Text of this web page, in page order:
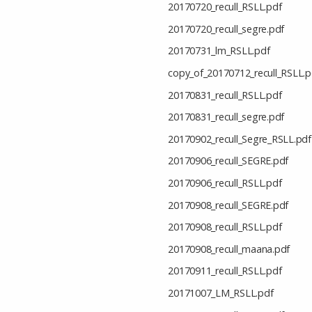
20170720_recull_RSLL.pdf
20170720_recull_segre.pdf
20170731_lm_RSLL.pdf
20170831_recull_RSLL.pdf
20170831_recull_segre.pdf
20170902_recull_Segre_RSLL.pdf
20170906_recull_SEGRE.pdf
20170906_recull_RSLL.pdf
20170908_recull_SEGRE.pdf
20170908_recull_RSLL.pdf
20170908_recull_maana.pdf
20170911_recull_RSLL.pdf
20171007_LM_RSLL.pdf